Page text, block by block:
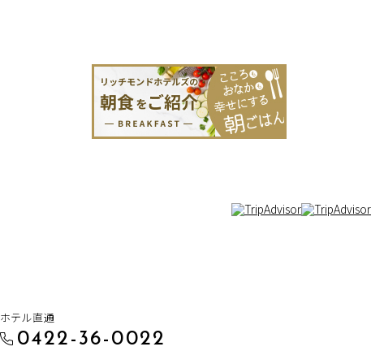
ホテル直通
0422-36-0022